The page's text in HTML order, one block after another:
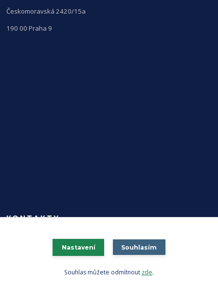
Českomoravská 2420/15a
190 00 Praha 9
KONTAKTY
Zákaznická podpora Primigi Store
+420 774 277 665
(Po-Ne, 9-21 hod.)
info@primigistore.cz
Nastavení Souhlasím
Souhlas můžete odmítnout zde.